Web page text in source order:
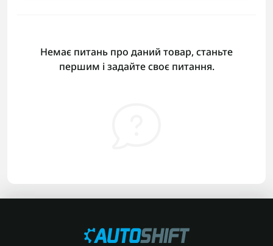
Немає питань про даний товар, станьте
першим і задайте своє питання.